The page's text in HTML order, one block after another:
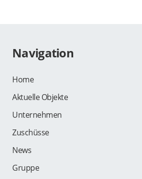
Navigation
Home
Aktuelle Objekte
Unternehmen
Zuschüsse
News
Gruppe